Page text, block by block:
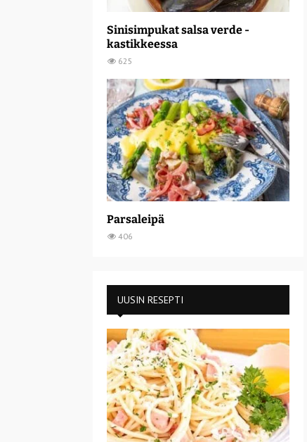
Sinisimpukat salsa verde -
kastikkeessa
625
Parsaleipä
406
UUSIN RESEPTI